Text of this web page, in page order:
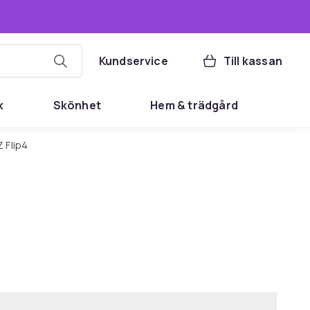
Kundservice Till kassan
Skönhet Hem & trädgård
Flip4